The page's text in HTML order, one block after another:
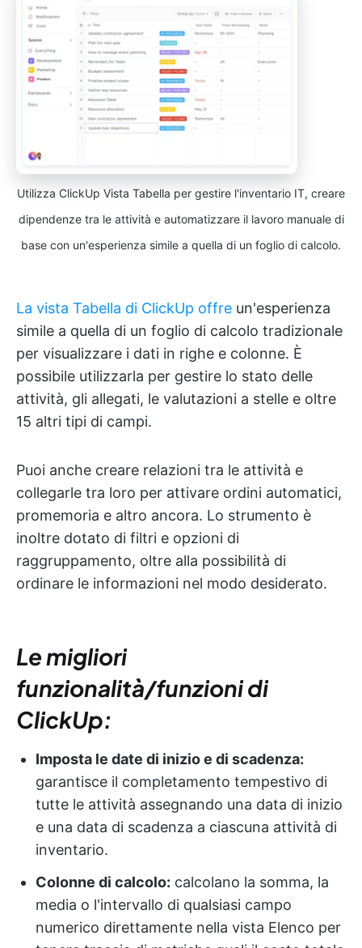
Utilizza ClickUp Vista Tabella per gestire l'inventario IT, creare
dipendenze tra le attività e automatizzare il lavoro manuale di
base con un'esperienza simile a quella di un foglio di calcolo.
La vista Tabella di ClickUp offre un'esperienza
simile a quella di un foglio di calcolo tradizionale
per visualizzare i dati in righe e colonne. È
possibile utilizzarla per gestire lo stato delle
attività, gli allegati, le valutazioni a stelle e oltre
15 altri tipi di campi.
Puoi anche creare relazioni tra le attività e
collegarle tra loro per attivare ordini automatici,
promemoria e altro ancora. Lo strumento è
inoltre dotato di filtri e opzioni di
raggruppamento, oltre alla possibilità di
ordinare le informazioni nel modo desiderato.
Le migliori
funzionalità/funzioni di
ClickUp:
Imposta le date di inizio e di scadenza:
garantisce il completamento tempestivo di
tutte le attività assegnando una data di inizio
e una data di scadenza a ciascuna attività di
inventario.
Colonne di calcolo: calcolano la somma, la
media o l'intervallo di qualsiasi campo
numerico direttamente nella vista Elenco per